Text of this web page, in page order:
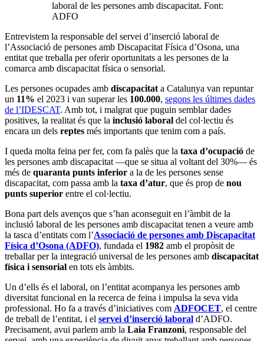
laboral de les persones amb discapacitat. Font:
ADFO
Entrevistem la responsable del servei d’inserció laboral de
l’Associació de persones amb Discapacitat Física d’Osona, una
entitat que treballa per oferir oportunitats a les persones de la
comarca amb discapacitat física o sensorial.
Les persones ocupades amb discapacitata Catalunya van repuntar
un 11% el 2023 i van superar les 100.000, segons les últimes dades
de l’IDESCAT. Amb tot, i malgrat que puguin semblar dades
positives, la realitat és que la inclusió laboral del col·lectiu és
encara un dels reptes més importants que tenim com a país.
I queda molta feina per fer, com fa palès que la taxa d’ocupació de
les persones amb discapacitat —que se situa al voltant del 30%— és
més de quaranta punts inferior a la de les persones sense
discapacitat, com passa amb la taxa d’atur, que és prop de nou
punts superior entre el col·lectiu.
Bona part dels avenços que s’han aconseguit en l’àmbit de la
inclusió laboral de les persones amb discapacitat tenen a veure amb
la tasca d’entitats com l’Associació de persones amb Discapacitat
Física d’Osona (ADFO), fundada el 1982 amb el propòsit de
treballar per la integració universal de les persones amb discapacitat
física i sensorial en tots els àmbits.
Un d’ells és el laboral, on l’entitat acompanya les persones amb
diversitat funcional en la recerca de feina i impulsa la seva vida
professional. Ho fa a través d’iniciatives com ADFOCET, el centre
de treball de l’entitat, i el servei d’inserció laboral d’ADFO.
Precisament, avui parlem amb la Laia Franzoni, responsable del